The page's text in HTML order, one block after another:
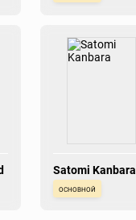
Satomi Kanbara
основной